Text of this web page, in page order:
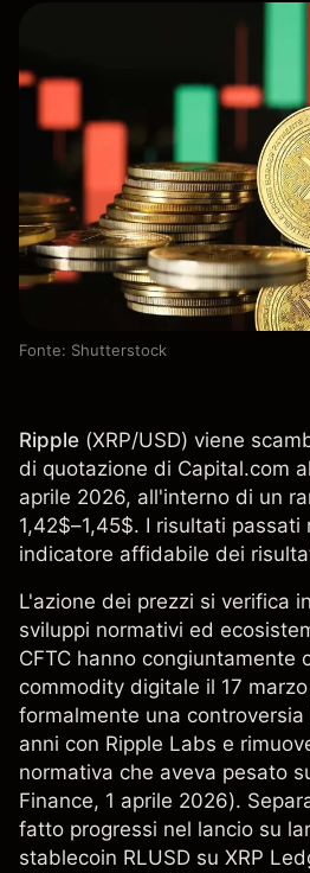
Fonte: Shutterstock
Ripple (XRP/USD) viene
di quotazione di Capital.com
aprile 2026, all'interno di un
1,42$–1,45$. I risultati passati
indicatore affidabile dei
L'azione dei prezzi si verifica
sviluppi normativi ed
CFTC hanno congiuntamente
commodity digitale il 17
formalmente una
anni con Ripple Labs e
normativa che aveva pesato
Finance, 1 aprile 2026).
fatto progressi nel lancio su
stablecoin RLUSD su XRP